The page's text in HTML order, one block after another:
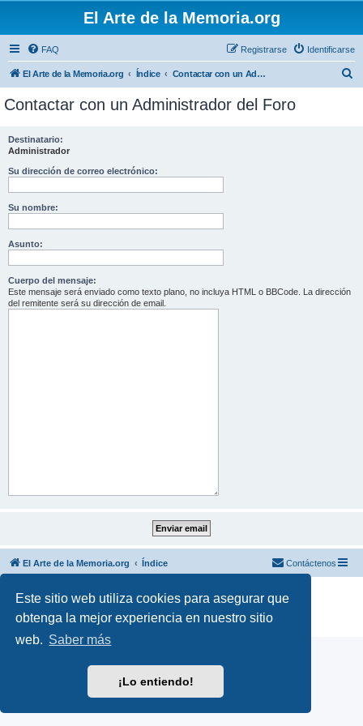
Este sitio web utiliza cookies para asegurar que
obtenga la mejor experiencia en nuestro sitio
web. Saber más
¡Lo entiendo!
El Arte de la Memoria.org
FAQ Identificarse
Registrarse
El Arte de la Memoria.org Índice Contactar con un Administrador del Foro
Contactar con un Administrador del Foro
Destinatario:
Administrador
Su dirección de correo electrónico:
Su nombre:
Asunto:
Cuerpo del mensaje:
Este mensaje será enviado como texto plano, no incluya HTML o BBCode. La dirección
del remitente será su dirección de email.
El Arte de la Memoria.org Índice Contáctenos
Desarrollado por phpBB ® Forum Software © phpBB Limited
Traducción al español por
phpBB España
Privacidad|Condiciones